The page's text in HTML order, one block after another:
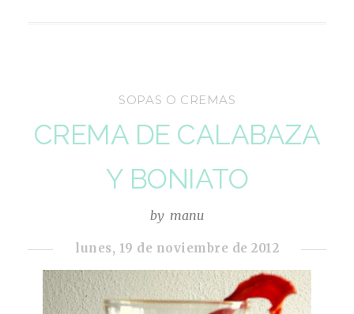
SOPAS O CREMAS
CREMA DE CALABAZA
Y BONIATO
by manu
lunes, 19 de noviembre de 2012